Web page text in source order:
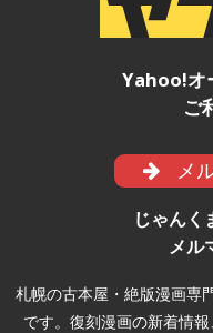
Yahoo!オ
ご
メ
じゃんく
メル
札幌の古本屋・絶版漫画専
です。復刻漫画の新着情